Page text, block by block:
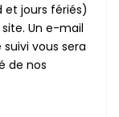
et jours fériés)
Un e-mail
vous sera
de nos